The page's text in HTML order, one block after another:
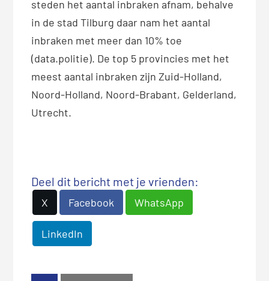
steden het aantal inbraken afnam, behalve
in de stad Tilburg daar nam het aantal
inbraken met meer dan 10% toe
(data.politie). De top 5 provincies met het
meest aantal inbraken zijn Zuid-Holland,
Noord-Holland, Noord-Brabant, Gelderland,
Utrecht.
Deel dit bericht met je vrienden:
X Facebook WhatsApp
LinkedIn